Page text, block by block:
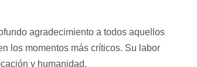
agradecimiento a todos aquellos
los momentos más críticos. Su labor
y humanidad.